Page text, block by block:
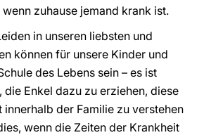
zuhause jemand krank ist.
in unseren liebsten und
können für unsere Kinder und
des Lebens sein – es ist
Enkel dazu zu erziehen, diese
innerhalb der Familie zu verstehen
wenn die Zeiten der Krankheit